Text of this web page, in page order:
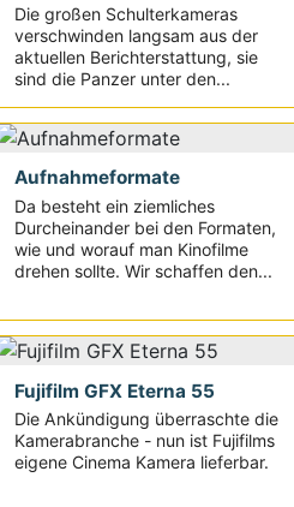
Die großen Schulterkameras
verschwinden langsam aus der
aktuellen Berichterstattung, sie
sind die Panzer unter den...
Aufnahmeformate
Da besteht ein ziemliches
Durcheinander bei den Formaten,
wie und worauf man Kinofilme
drehen sollte. Wir schaffen den...
Fujifilm GFX Eterna 55
Die Ankündigung überraschte die
Kamerabranche - nun ist Fujifilms
eigene Cinema Kamera lieferbar.